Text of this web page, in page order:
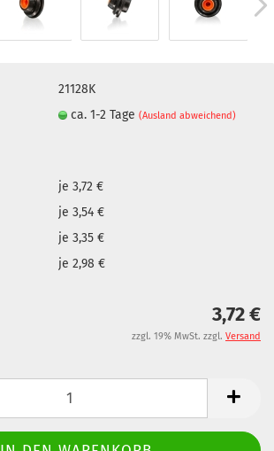
21128K
ca. 1-2 Tage(Ausland abweichend)
je 3,72 €
je 3,54 €
je 3,35 €
je 2,98 €
3,72 €
zzgl. 19% MwSt. zzgl. Versand